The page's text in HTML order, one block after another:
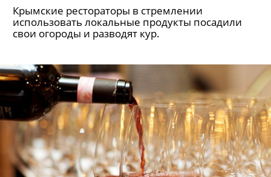
Крымские рестораторы в стремлении
использовать локальные продукты посадили
свои огороды и разводят кур.